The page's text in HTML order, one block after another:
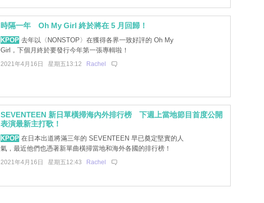
時隔一年 Oh My Girl 終於將在 5 月回歸！
KPOP去年以〈NONSTOP〉在獲得各界一致好評的 Oh My
Girl，下個月終於要發行今年第一張專輯啦！
2021年4月16日 星期五13:12 Rachel
SEVENTEEN 新日單橫掃海內外排行榜 下週上當地節目首度公開
表演最新主打歌！
KPOP在日本出道將滿三年的 SEVENTEEN 早已奠定堅實的人
氣，最近他們也憑著新單曲橫掃當地和海外各國的排行榜！
2021年4月16日 星期五12:43 Rachel